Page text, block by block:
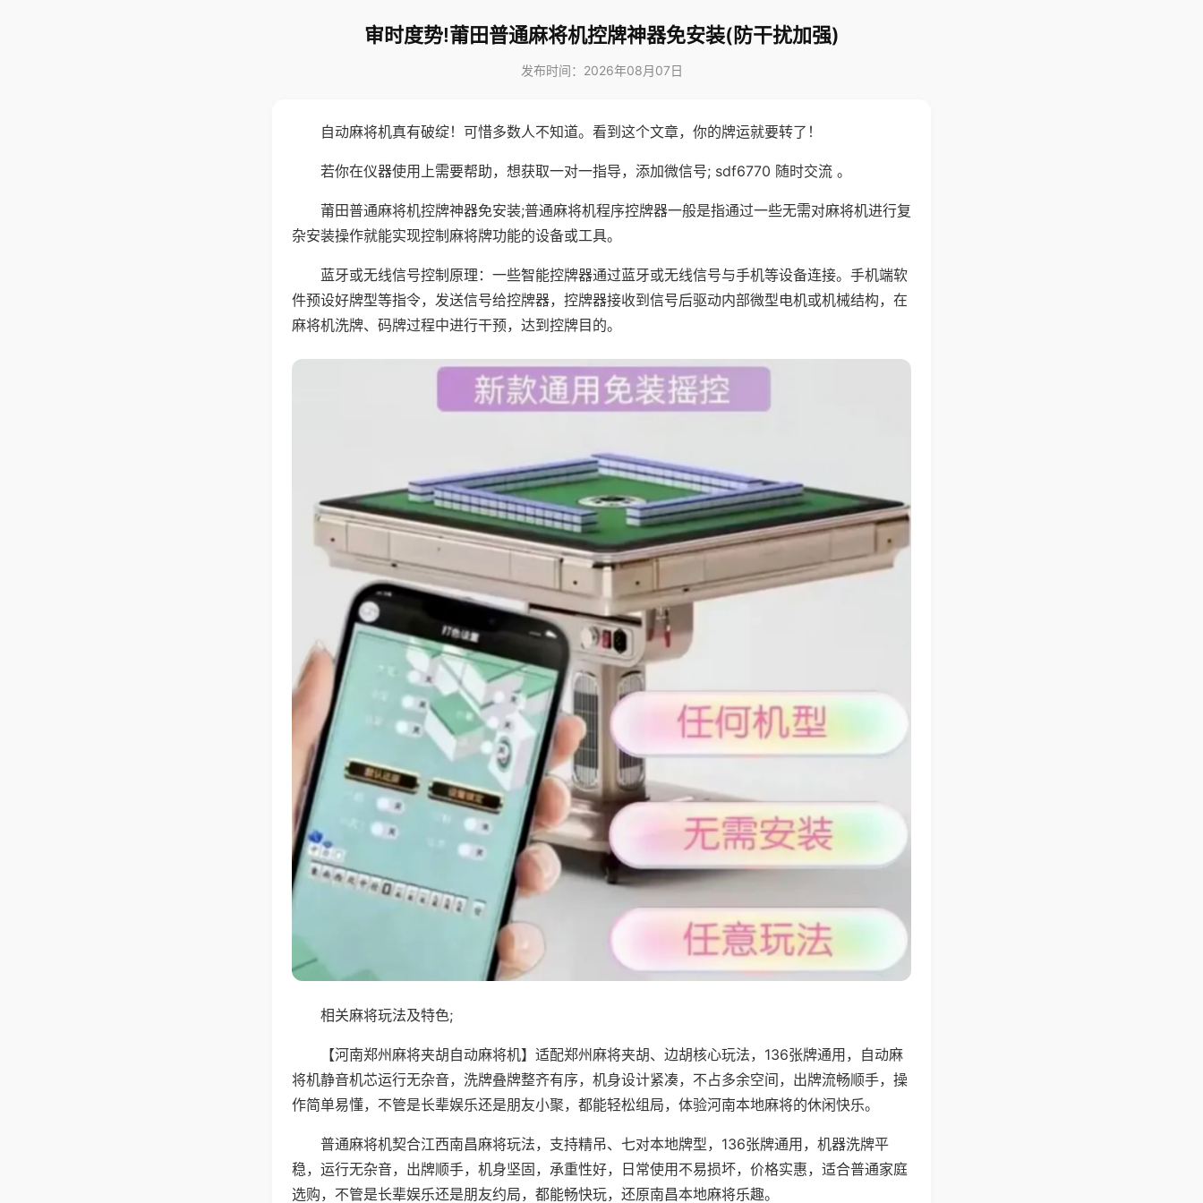
审时度势!莆田普通麻将机控牌神器免安装(防干扰加强)
发布时间：2026年08月07日
自动麻将机真有破绽！可惜多数人不知道。看到这个文章，你的牌运就要转了！
若你在仪器使用上需要帮助，想获取一对一指导，添加微信号; sdf6770 随时交流 。
莆田普通麻将机控牌神器免安装;普通麻将机程序控牌器一般是指通过一些无需对麻将机进行复
杂安装操作就能实现控制麻将牌功能的设备或工具。
蓝牙或无线信号控制原理：一些智能控牌器通过蓝牙或无线信号与手机等设备连接。手机端软
件预设好牌型等指令，发送信号给控牌器，控牌器接收到信号后驱动内部微型电机或机械结构，在
麻将机洗牌、码牌过程中进行干预，达到控牌目的。
相关麻将玩法及特色;
【河南郑州麻将夹胡自动麻将机】适配郑州麻将夹胡、边胡核心玩法，136张牌通用，自动麻
将机静音机芯运行无杂音，洗牌叠牌整齐有序，机身设计紧凑，不占多余空间，出牌流畅顺手，操
作简单易懂，不管是长辈娱乐还是朋友小聚，都能轻松组局，体验河南本地麻将的休闲快乐。
普通麻将机契合江西南昌麻将玩法，支持精吊、七对本地牌型，136张牌通用，机器洗牌平
稳，运行无杂音，出牌顺手，机身坚固，承重性好，日常使用不易损坏，价格实惠，适合普通家庭
选购，不管是长辈娱乐还是朋友约局，都能畅快玩，还原南昌本地麻将乐趣。